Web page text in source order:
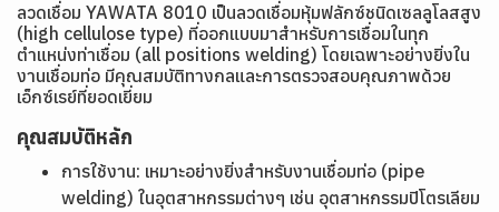
ลวดเชื่อม YAWATA 8010 เป็นลวดเชื่อมหุ้มฟลักซ์ชนิดเซลลูโลสสูง
(high cellulose type) ที่ออกแบบมาสำหรับการเชื่อมในทุก
ตำแหน่งท่าเชื่อม (all positions welding) โดยเฉพาะอย่างยิ่งใน
งานเชื่อมท่อ มีคุณสมบัติทางกลและการตรวจสอบคุณภาพด้วย
เอ็กซ์เรย์ที่ยอดเยี่ยม
คุณสมบัติหลัก
การใช้งาน: เหมาะอย่างยิ่งสำหรับงานเชื่อมท่อ (pipe
welding) ในอุตสาหกรรมต่างๆ เช่น อุตสาหกรรมปิโตรเลียม